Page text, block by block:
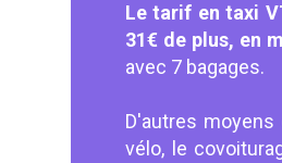
Le tarif en taxi
31€ de plus, en
avec 7 bagages.
D'autres
vélo, le